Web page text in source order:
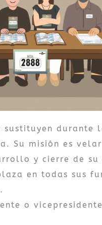
sustituyen durante
Su misión es
y cierre de su
en todas sus
o